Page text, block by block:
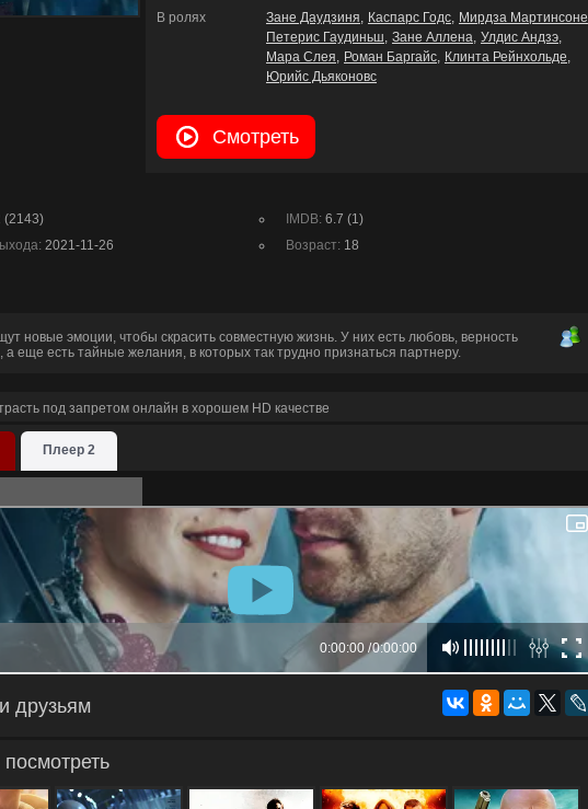
В ролях Зане Даудзиня Каспарс Годс
Мирдза Мартинсоне
Петерис Гаудиньш Зане Аллена Улдис Андзэ
Мара Слея
Роман Баргайс
Клинта Рейнхольде
Юрийс Дьяконовс
Смотреть
(2143) IMDB:6.7 (1)
2021-11-26 Возраст: 18
новые эмоции, чтобы скрасить совместную жизнь. У них есть любовь, верность
а еще есть тайные желания, в которых так трудно признаться партнеру.
под запретом онлайн в хорошем HD качестве
Плеер 2
друзьям
посмотреть